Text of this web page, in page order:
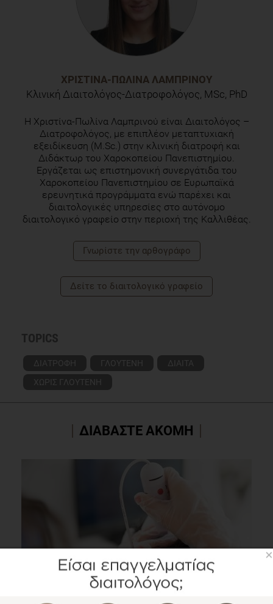
ΧΡΙΣΤΊΝΑ-ΠΩΛΊΝΑ ΛΑΜΠΡΙΝΟΎ
Κλινική Διαιτολόγος-Διατροφολόγος, MSc, PhD
H Χριστίνα-Πωλίνα Λαμπρινού είναι Διαιτολόγος –
Διατροφολόγος, με επιπλέον μεταπτυχιακή
εξειδίκευση (M.Sc.) στην κλινική διατροφή και
Διδάκτωρ του Χαροκοπείου Πανεπιστημίου.
Εργάζεται ως επιστημονική συνεργάτιδα του
Χαροκοπείου Πανεπιστημίου σε Ευρωπαϊκά
ερευνητικά προγράμματα ενώ παρέχει και
διαιτολογικές υπηρεσίες στο αυτόνομο
διαιτολογικό γραφείο στην περιοχή της Καλλιθέας.
Γνωρίστε την αρθογράφο
Δείτε το διαιτολογικό γραφείο
TOPICS
ΔΙΑΤΡΟΦΗ ΓΛΟΥΤΕΝΗ
ΔΙΑΙΤΑ
ΧΩΡΙΣ ΓΛΟΥΤΕΝΗ
ΔΙΑΒΑΣΤΕ ΑΚΟΜΗ
×